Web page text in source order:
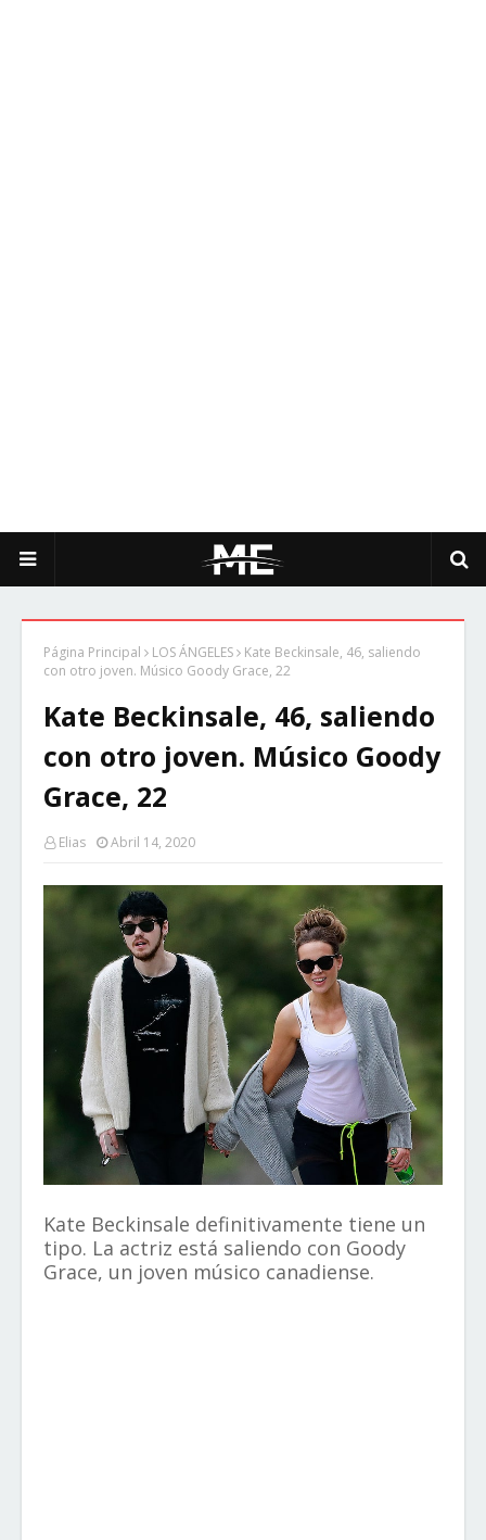
Página Principal LOS ÁNGELES
Kate Beckinsale, 46, saliendo
con otro joven. Músico Goody Grace, 22
Kate Beckinsale, 46, saliendo
con otro joven. Músico Goody
Grace, 22
Elias Abril 14, 2020
Kate Beckinsale definitivamente tiene un
tipo. La actriz está saliendo con Goody
Grace, un joven músico canadiense.